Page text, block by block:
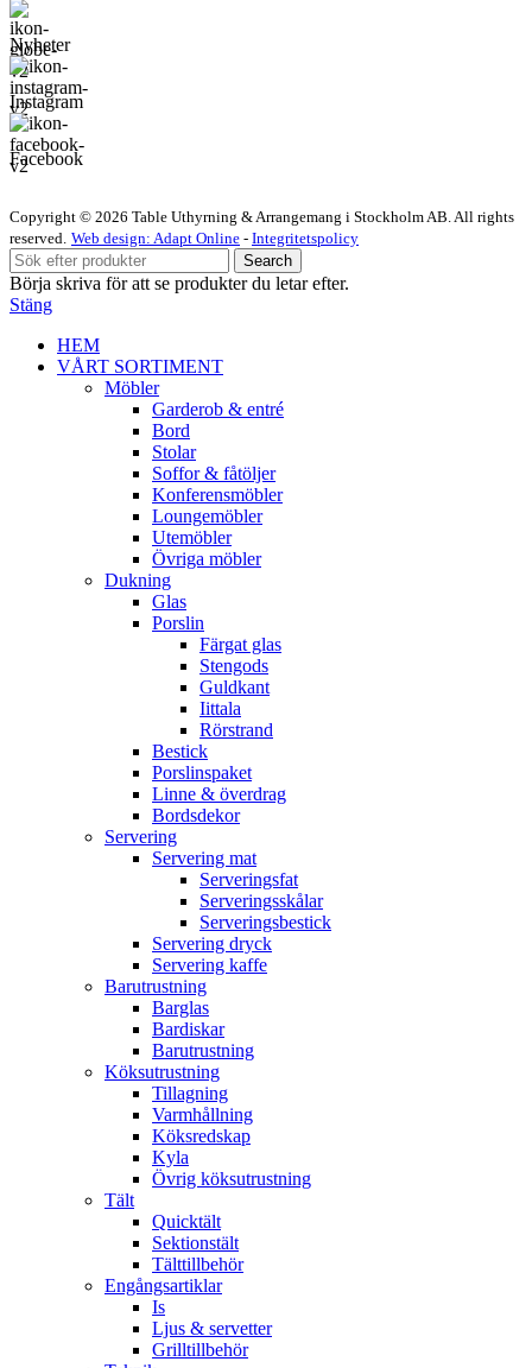
Nyheter
Instagram
Facebook
Copyright © 2026 Table Uthyrning & Arrangemang i Stockholm AB. All rights
reserved​​. Web design: Adapt Online - Integritetspolicy
Search
Börja skriva för att se produkter du letar efter.
Stäng
HEM
VÅRT SORTIMENT
Möbler
Garderob & entré
Bord
Stolar
Soffor & fåtöljer
Konferensmöbler
Loungemöbler
Utemöbler
Övriga möbler
Dukning
Glas
Porslin
Färgat glas
Stengods
Guldkant
Iittala
Rörstrand
Bestick
Porslinspaket
Linne & överdrag
Bordsdekor
Servering
Servering mat
Serveringsfat
Serveringsskålar
Serveringsbestick
Servering dryck
Servering kaffe
Barutrustning
Barglas
Bardiskar
Barutrustning
Köksutrustning
Tillagning
Varmhållning
Köksredskap
Kyla
Övrig köksutrustning
Tält
Quicktält
Sektionstält
Tälttillbehör
Engångsartiklar
Is
Ljus & servetter
Grilltillbehör